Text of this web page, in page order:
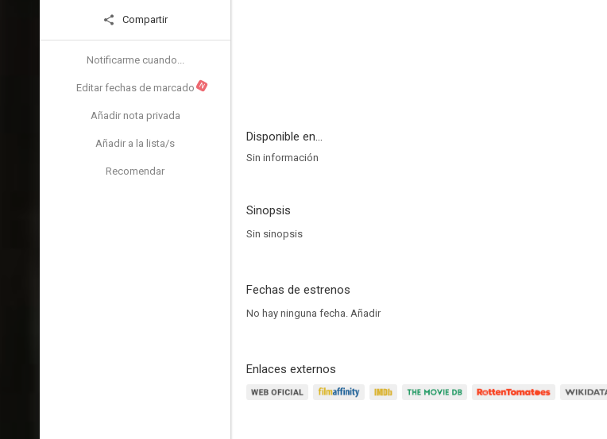
Compartir
Notificarme cuando...
Editar fechas de marcado N
Añadir nota privada
Añadir a la lista/s
Recomendar
Disponible en...
Sin información
Sinopsis
Sin sinopsis
Fechas de estrenos
No hay ninguna fecha. Añadir
Enlaces externos